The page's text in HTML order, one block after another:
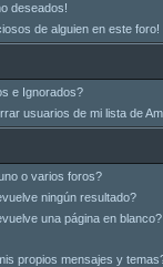
deseados!
de alguien en este foro!
e Ignorados?
usuarios de mi lista de
o varios foros?
ningún resultado?
una página en blanco?
propios mensajes y